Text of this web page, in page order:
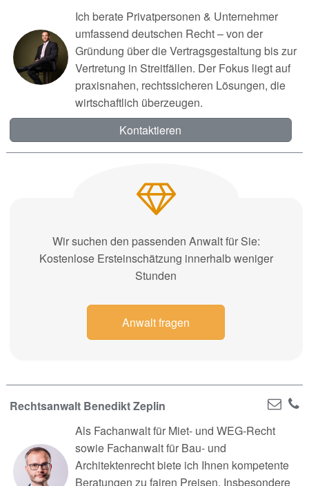
Ich berate Privatpersonen & Unternehmer
umfassend deutschen Recht – von der
Gründung über die Vertragsgestaltung bis zur
Vertretung in Streitfällen. Der Fokus liegt auf
praxisnahen, rechtssicheren Lösungen, die
wirtschaftlich überzeugen.
Kontaktieren
Wir suchen den passenden Anwalt für Sie:
Kostenlose Ersteinschätzung innerhalb weniger
Stunden
Anwalt fragen
Rechtsanwalt Benedikt Zeplin
Als Fachanwalt für Miet- und WEG-Recht
sowie Fachanwalt für Bau- und
Architektenrecht biete ich Ihnen kompetente
Beratungen zu fairen Preisen. Insbesondere